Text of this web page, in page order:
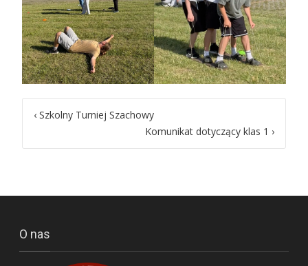
Post
‹ Szkolny Turniej Szachowy
Komunikat dotyczący klas 1 ›
O nas